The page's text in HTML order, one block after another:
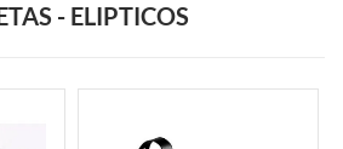
- ELIPTICOS